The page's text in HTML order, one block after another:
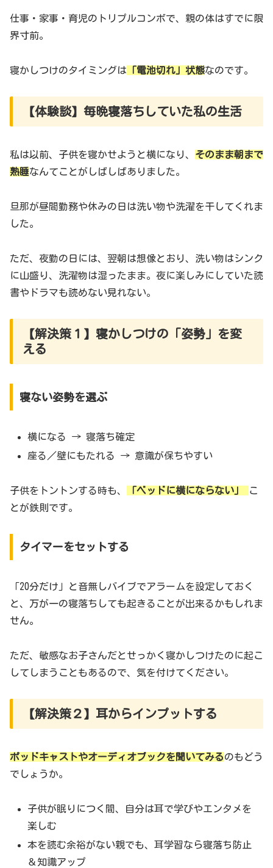
仕事・家事・育児のトリプルコンボで、親の体はすでに限
界寸前。
寝かしつけのタイミングは 「電池切れ」状態なのです。
【体験談】毎晩寝落ちしていた私の生活
私は以前、子供を寝かせようと横になり、 そのまま朝まで
熟睡なんてことがしばしばありました。
旦那が昼間勤務や休みの日は洗い物や洗濯を干してくれま
した。
ただ、夜勤の日には、翌朝は想像とおり、洗い物はシンク
に山盛り、洗濯物は湿ったまま。夜に楽しみにしていた読
書やドラマも読めない見れない。
【解決策１】寝かしつけの「姿勢」を変
える
寝ない姿勢を選ぶ
横になる → 寝落ち確定
座る／壁にもたれる → 意識が保ちやすい
子供をトントンする時も、 「ベッドに横にならない」
こ
とが鉄則です。
タイマーをセットする
「20分だけ」と音無しバイブでアラームを設定しておく
と、万が一の寝落ちしても起きることが出来るかもしれま
せん。
ただ、敏感なお子さんだとせっかく寝かしつけたのに起こ
してしまうこともあるので、気を付けてください。
【解決策２】耳からインプットする
ポッドキャストやオーディオブックを聞いてみるのもどう
でしょうか。
子供が眠りにつく間、自分は耳で学びやエンタメを
楽しむ
本を読む余裕がない親でも、耳学習なら寝落ち防止
＆知識アップ